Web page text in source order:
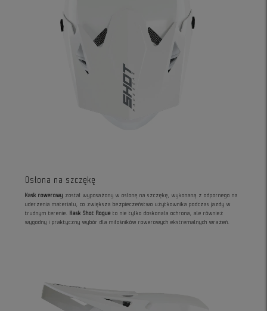
Osłona na szczękę
Kask rowerowy został wyposażony w osłonę na szczękę, wykonaną z odpornego na
uderzenia materiału, co zwiększa bezpieczeństwo użytkownika podczas jazdy w
trudnym terenie. Kask Shot Rogue to nie tylko doskonała ochrona, ale również
wygodny i praktyczny wybór dla miłośników rowerowych ekstremalnych wrażeń.